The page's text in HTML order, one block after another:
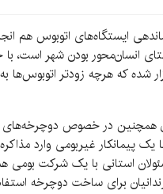
ایستگاه‌های اتوبوس هم
انسان‌محور بودن شهر است، با
شده که هرچه زودتر اتوبوس‌ها
همچنین در خصوص
پیمانکار غیربومی وارد مذاکره
استانی با یک شرکت بومی
برای ساخت دوچرخه